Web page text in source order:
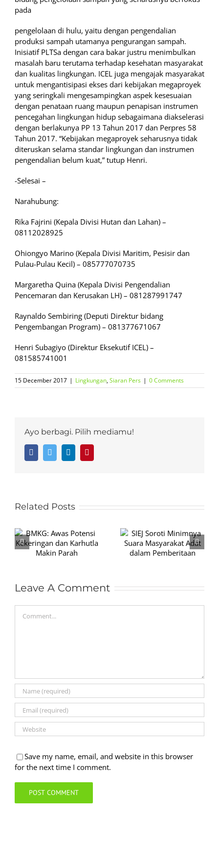
pada
pengelolaan di hulu, yaitu dengan pengendalian
produksi sampah utamanya pengurangan sampah.
Inisiatif PLTSa dengan cara bakar justru menimbulkan
masalah baru terutama terhadap kesehatan masyarakat
dan kualitas lingkungan. ICEL juga mengajak masyarakat
untuk mengantisipasi ekses dari kebijakan megaproyek
yang seringkali mengesampingkan aspek kesesuaian
dengan penataan ruang maupun penapisan instrumen
pencegahan lingkungan hidup sebagaimana diakselerasi
dengan berlakunya PP 13 Tahun 2017 dan Perpres 58
Tahun 2017. “Kebijakan megaproyek seharusnya tidak
diteruskan selama standar lingkungan dan instrumen
pengendalian belum kuat,” tutup Henri.
-Selesai –
Narahubung:
Rika Fajrini (Kepala Divisi Hutan dan Lahan) –
08112028925
Ohiongyo Marino (Kepala Divisi Maritim, Pesisir dan
Pulau-Pulau Kecil) – 085777070735
Margaretha Quina (Kepala Divisi Pengendalian
Pencemaran dan Kerusakan LH) – 081287991747
Raynaldo Sembiring (Deputi Direktur bidang
Pengembangan Program) – 081377671067
Henri Subagiyo (Direktur Eksekutif ICEL) –
081585741001
15 December 2017 | Lingkungan,Siaran Pers | 0 Comments
Ayo berbagi. Pilih mediamu!
FacebookTwitter LinkedIn
Related Posts
SIEJ Soroti
Minimnya Suara
Masyarakat Adat
Jakarta
Terancam
Leave A Comment
Save my name, email, and website in this browser
for the next time I comment.